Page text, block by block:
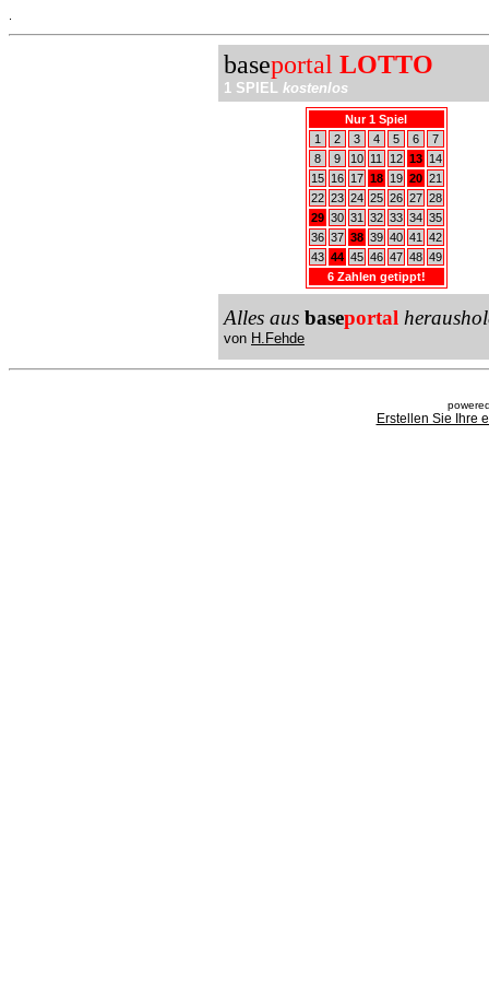
baseportal LOTTO
1 SPIEL kostenlos
Nur 1 Spiel
1
2 3 4 5 6
7
8
9 10 11 12 13
14
15
16 17 18 19 20 21
22 23 24 25 26 27 28
29 30 31 32 33 34 35
36 37 38 39 40 41
42
43 44 45 46 47 48 49
6 Zahlen getippt!
Alles aus baseportal
von H.Fehde
Erstellen Sie Ihre